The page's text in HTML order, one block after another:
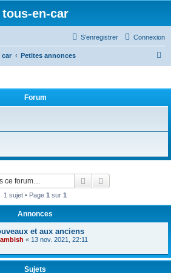
tous-en-car
Connexion
S’enregistrer
car Petites annonces
h
Forum
Rechercher
1 sujet • Page 1 sur 1
Annonces
et aux anciens
« 13 nov. 2021, 22:11
Sujets